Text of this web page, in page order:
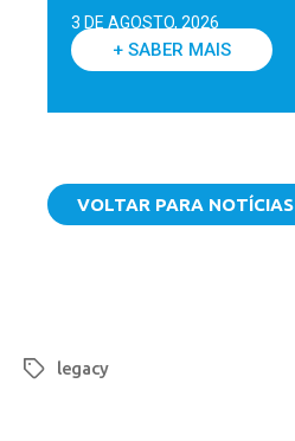
3 DE AGOSTO, 2026
+ SABER MAIS
VOLTAR PARA NOTÍCIAS
legacy